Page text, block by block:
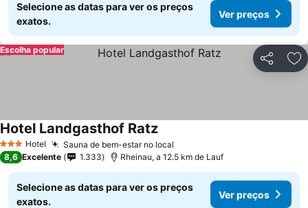
Selecione as datas para ver os preços
exatos.
Ver preços
Partilhar
Escolha popular
3 EstrelasHotel Sauna de bem-estar no local
Hotel Landgasthof Ratz
8,6 Excelente 1.333 Rheinau, a 12.5 km de Lauf
Selecione as datas para ver os preços
exatos.
Ver preços